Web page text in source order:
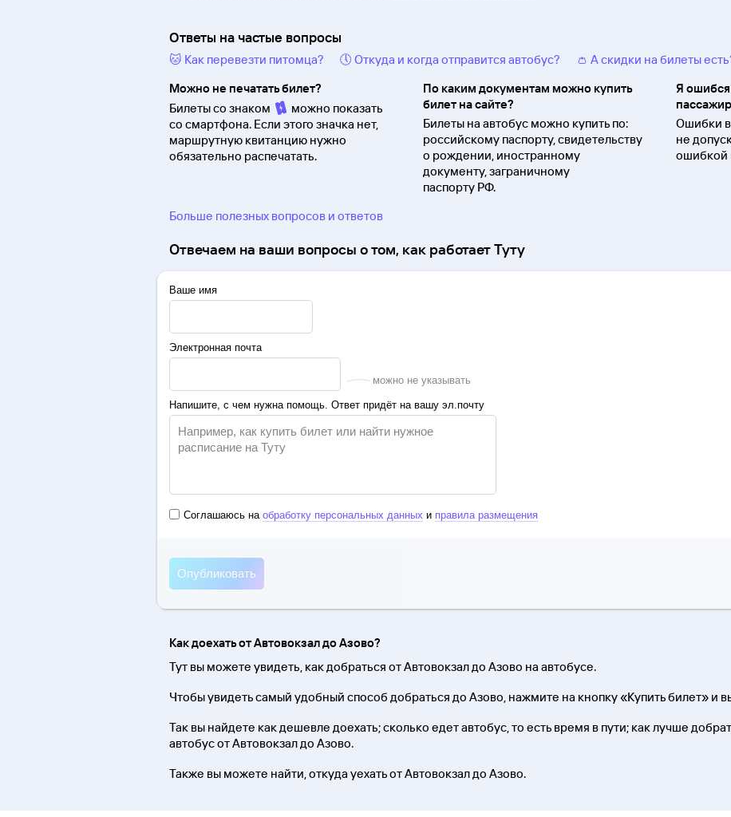
Ответы на частые вопросы
🐱 Как перевезти питомца? 🕔 Откуда и когда отправится автобус?
👛 А скидки на билеты
Можно не печатать билет?
Билеты со знаком
можно показать
со смартфона. Если этого значка нет,
маршрутную квитанцию нужно
обязательно распечатать.
По каким документам можно купить
билет на сайте?
Билеты на автобус можно купить по:
российскому паспорту, свидетельству
о рождении, иностранному
документу, заграничному
паспорту РФ.
Я
Ошибки
не
ошибкой
Больше полезных вопросов и ответов
Отвечаем на ваши вопросы о том, как работает Туту
Ваше имя
Электронная почта
можно не указывать
Напишите, с чем нужна помощь. Ответ придёт на вашу эл.почту
Соглашаюсь на обработку персональных данных и правила размещения
Как доехать от Автовокзал до Азово?
Тут вы можете увидеть, как добраться от Автовокзал до Азово на автобусе.
Чтобы увидеть самый удобный способ добраться до Азово, нажмите на кнопку «Купить билет» и
Так вы найдете как дешевле доехать; сколько едет автобус, то есть время в пути; как лучше
автобус от Автовокзал до Азово.
Также вы можете найти, откуда уехать от Автовокзал до Азово.